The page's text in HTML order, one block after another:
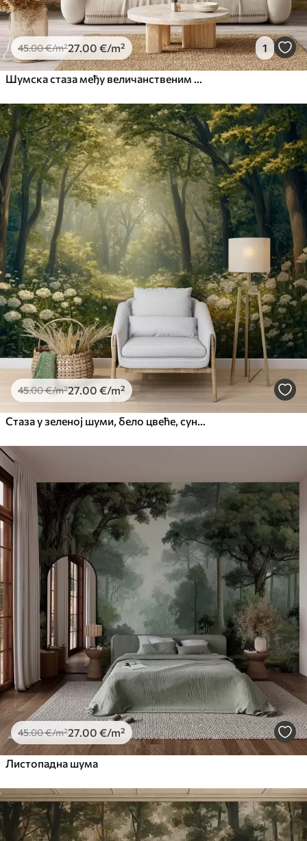
Peel and Stick
81.6749.00€/m²
45.00€/m²27 .00 €/m² 1
45.00€/m²27.00 €/m²
45.00€/m²27 .00 €/m²
Листопадна шума